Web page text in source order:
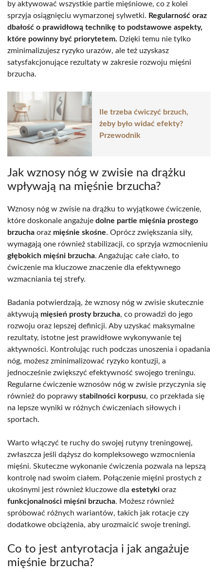
by aktywować wszystkie partie mięśniowe, co z kolei
sprzyja osiągnięciu wymarzonej sylwetki. Regularność oraz
dbałość o prawidłową technikę to podstawowe aspekty,
które powinny być priorytetem. Dzięki temu nie tylko
zminimalizujesz ryzyko urazów, ale też uzyskasz
satysfakcjonujące rezultaty w zakresie rozwoju mięśni
brzucha.
Ile trzeba ćwiczyć brzuch,
żeby było widać efekty?
Przewodnik
Jak wznosy nóg w zwisie na drążku
wpływają na mięśnie brzucha?
Wznosy nóg w zwisie na drążku to wyjątkowe ćwiczenie,
które doskonale angażuje dolne partie mięśnia prostego
brzucha oraz mięśnie skośne. Oprócz zwiększania siły,
wymagają one również stabilizacji, co sprzyja wzmocnieniu
głębokich mięśni brzucha. Angażując całe ciało, to
ćwiczenie ma kluczowe znaczenie dla efektywnego
wzmacniania tej strefy.
Badania potwierdzają, że wznosy nóg w zwisie skutecznie
aktywują mięsień prosty brzucha, co prowadzi do jego
rozwoju oraz lepszej definicji. Aby uzyskać maksymalne
rezultaty, istotne jest prawidłowe wykonywanie tej
aktywności. Kontrolując ruch podczas unoszenia i opadania
nóg, możesz zminimalizować ryzyko kontuzji, a
jednocześnie zwiększyć efektywność swojego treningu.
Regularne ćwiczenie wznosów nóg w zwisie przyczynia się
również do poprawy stabilności korpusu, co przekłada się
na lepsze wyniki w różnych ćwiczeniach siłowych i
sportach.
Warto włączyć te ruchy do swojej rutyny treningowej,
zwłaszcza jeśli dążysz do kompleksowego wzmocnienia
mięśni. Skuteczne wykonanie ćwiczenia pozwala na lepszą
kontrolę nad swoim ciałem. Połączenie mięśni prostych z
ukośnymi jest również kluczowe dla estetyki oraz
funkcjonalności mięśni brzucha. Możesz również
spróbować różnych wariantów, takich jak rotacje czy
dodatkowe obciążenia, aby urozmaicić swoje treningi.
Co to jest antyrotacja i jak angażuje
mięśnie brzucha?